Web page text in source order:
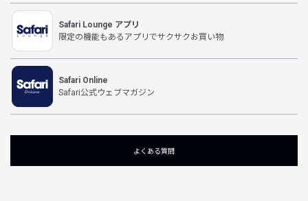
Safari Lounge アプリ
限定の機能もあるアプリでサクサクお買い物
Safari Online
Safari公式ウェブマガジン
よくある質問